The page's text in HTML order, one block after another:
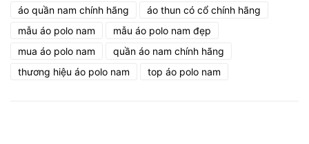
áo quần nam chính hãng
áo thun có cổ chính hãng
mẫu áo polo nam
mẫu áo polo nam đẹp
mua áo polo nam
quần áo nam chính hãng
thương hiệu áo polo nam
top áo polo nam